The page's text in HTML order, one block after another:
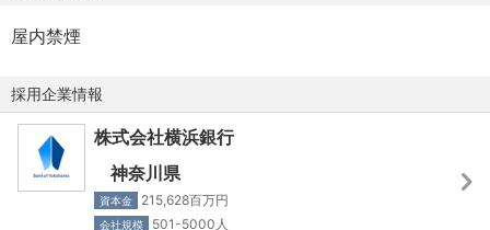
他、投資銀行チーム、M&Aチーム、ソリューションプロダ
・グループを跨いだ連携も活発で、部一丸となってソリュ
ーション提供を行っています。
・ご本人希望や適性に応じて部内の係替え（ストラクチャ
ードファイナンス、コーポレートシローン等）も可能で
す。
・勤務地は、横浜銀行本店（横浜市西区みなとみらい3-1-
等
健康保険・厚生年金・雇用保険・労災保険
【受動喫煙対策 】
事業所敷地内完全禁煙
屋内禁煙
採用企業情報
株式会社横浜銀行
神奈川県
資本金 215,628百万円
会社規模 501-5000人